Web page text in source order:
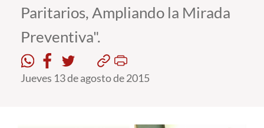
Postgrado
Formación Continua
Estudiantes
Paritarios, Ampliando la Mirada
Preventiva".
Jueves 13 de agosto de 2015